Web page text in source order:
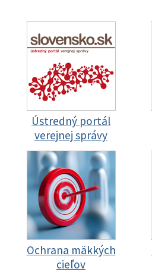
Ústredný portál
verejnej správy
Ochrana mäkkých
cieľov